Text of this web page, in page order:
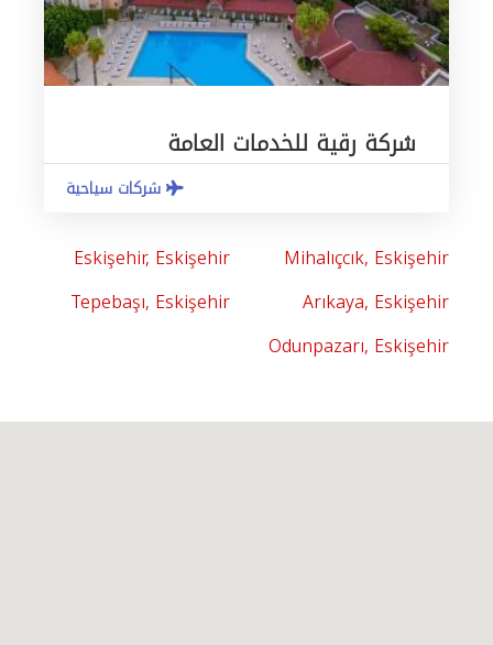
شركة رقية للخدمات العامة
شركات سياحية
Mihalıçcık, Eskişehir
Eskişehir, Eskişehir
Arıkaya, Eskişehir
Tepebaşı, Eskişehir
Odunpazarı, Eskişehir